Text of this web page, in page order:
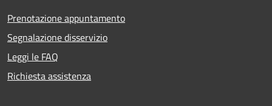
Prenotazione appuntamento
Segnalazione disservizio
Leggi le FAQ
Richiesta assistenza